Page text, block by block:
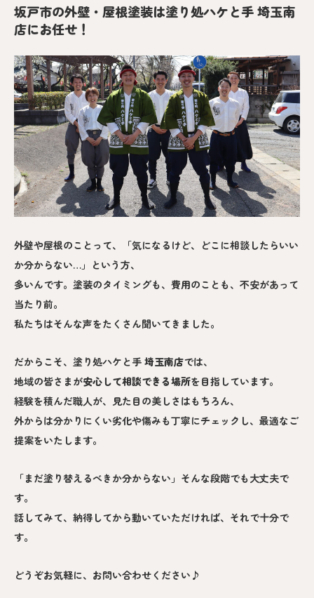
坂戸市の外壁・屋根塗装は塗り処ハケと手 埼玉南
店にお任せ！
外壁や屋根のことって、「気になるけど、どこに相談したらいい
か分からない…」という方、
多いんです。塗装のタイミングも、費用のことも、不安があって
当たり前。
私たちはそんな声をたくさん聞いてきました。
だからこそ、塗り処ハケと手 埼玉南店では、
地域の皆さまが安心して相談できる場所を目指しています。
経験を積んだ職人が、見た目の美しさはもちろん、
外からは分かりにくい劣化や傷みも丁寧にチェックし、最適なご
提案をいたします。
「まだ塗り替えるべきか分からない」そんな段階でも大丈夫で
す。
話してみて、納得してから動いていただければ、それで十分で
す。
どうぞお気軽に、お問い合わせください♪